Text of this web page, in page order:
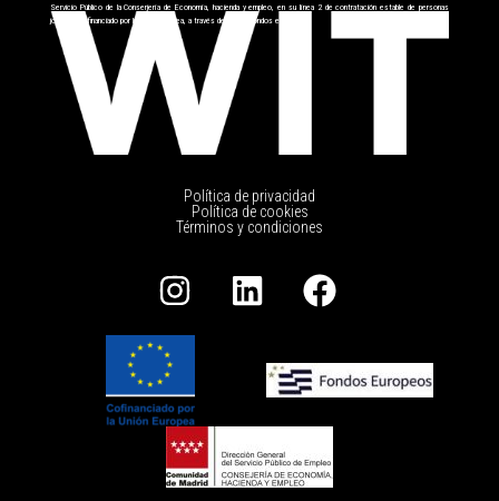
Servicio Público de la Conserjería de Economía, hacienda y empleo, en su línea 2 de contratación estable de personas
jóvenes cofinanciado por la Unión Europea, a través del FSE+ fondos europeos.
Política de privacidad
Política de cookies
Términos y condiciones